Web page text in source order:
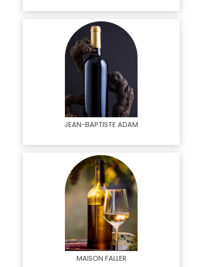
JEAN-BAPTISTE ADAM
MAISON FALLER